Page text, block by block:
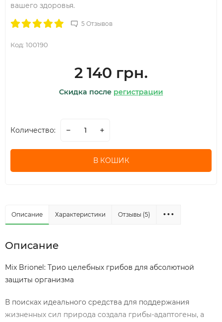
вашего здоровья.
5 Отзывов
Код: 100190
2 140 грн.
Скидка после регистрации
Количество:
В КОШИК
Описание Характеристики Отзывы (5)
Описание
Mix Brionel: Трио целебных грибов для абсолютной
защиты организма
В поисках идеального средства для поддержания
жизненных сил природа создала грибы-адаптогены, а